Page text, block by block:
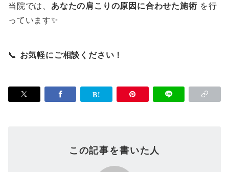
当院では、 あなたの肩こりの原因に合わせた施術 を行
っています✨
📞 お気軽にご相談ください！
この記事を書いた人